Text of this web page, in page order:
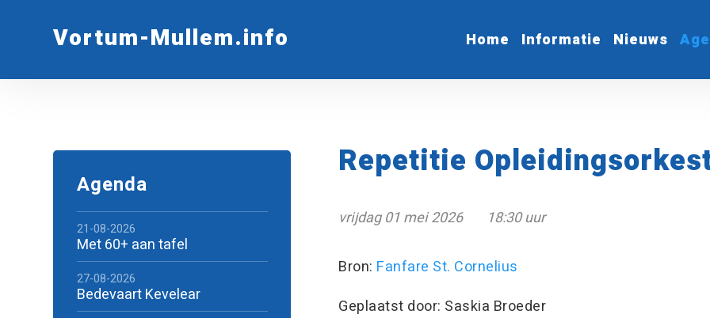
Vortum-Mullem.info Home Informatie Nieuws
Repetitie
vrijdag 01 mei 2026 18:30 uur
Bron: Fanfare St. Cornelius
Geplaatst door: Saskia Broeder
Agenda
21-08-2026
Met 60+ aan tafel
27-08-2026
Bedevaart Kevelear